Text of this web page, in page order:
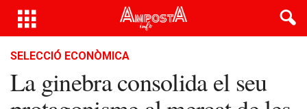
SELECCIÓ ECONÒMICA
La ginebra consolida el seu